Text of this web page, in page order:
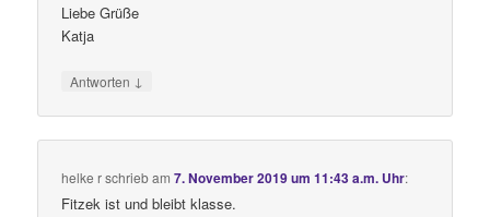
Liebe Grüße
Katja
Antworten ↓
helke rschriebam7. November 2019 um 11:43 a.m. Uhr:
Fitzek ist und bleibt klasse.